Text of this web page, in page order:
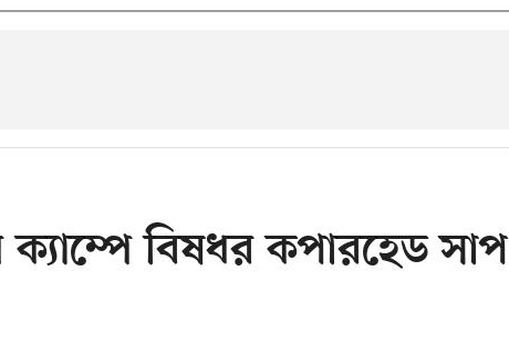
ক্যাম্পে বিষধর কপারহেড সাপ